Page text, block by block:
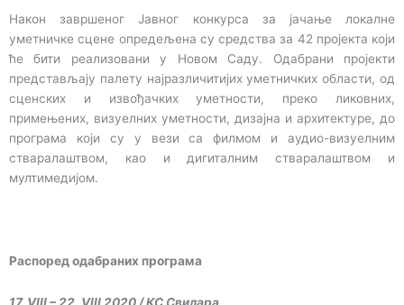
Након завршеног Јавног конкурса за јачање локалне
уметничке сцене опредељена су средства за 42 пројекта који
ће бити реализовани у Новом Саду. Одабрани пројекти
представљају палету најразличитијих уметничких области, од
сценских и извођачких уметности, преко ликовних,
примењених, визуелних уметности, дизајна и архитектуре, до
програма који су у вези са филмом и аудио-визуелним
стваралаштвом, као и дигиталним стваралаштвом и
мултимедијом.
Распоред одабраних програма
17. VIII – 22. VIII 2020 / КС Свилара